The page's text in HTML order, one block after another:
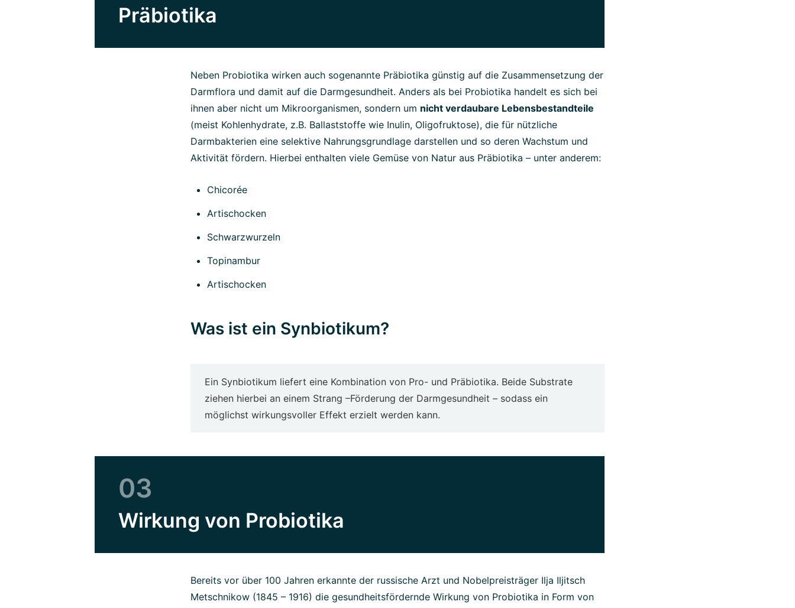
Präbiotika
Neben Probiotika wirken auch sogenannte Präbiotika günstig auf die Zusammensetzung der
Darmflora und damit auf die Darmgesundheit. Anders als bei Probiotika handelt es sich bei
ihnen aber nicht um Mikroorganismen, sondern um nicht verdaubare Lebensbestandteile
(meist Kohlenhydrate, z.B. Ballaststoffe wie Inulin, Oligofruktose), die für nützliche
Darmbakterien eine selektive Nahrungsgrundlage darstellen und so deren Wachstum und
Aktivität fördern. Hierbei enthalten viele Gemüse von Natur aus Präbiotika – unter anderem:
Chicorée
Artischocken
Schwarzwurzeln
Topinambur
Artischocken
Was ist ein Synbiotikum?
Ein Synbiotikum liefert eine Kombination von Pro- und Präbiotika. Beide Substrate
ziehen hierbei an einem Strang –Förderung der Darmgesundheit – sodass ein
möglichst wirkungsvoller Effekt erzielt werden kann.
03
Wirkung von Probiotika
Bereits vor über 100 Jahren erkannte der russische Arzt und Nobelpreisträger Ilja Iljitsch
Metschnikow (1845 – 1916) die gesundheitsfördernde Wirkung von Probiotika in Form von